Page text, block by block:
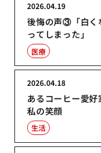
後悔の声③「白く
ってしまった」
2026.04.19
医療
あるコーヒー愛
私の笑顔
2026.04.18
生活